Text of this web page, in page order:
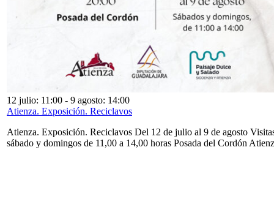
12 julio: 11:00 - 9 agosto: 14:00
Atienza. Exposición. Reciclavos
Atienza. Exposición. Reciclavos Del 12 de julio al 9 de agosto
sábado y domingos de 11,00 a 14,00 horas Posada del Cordón